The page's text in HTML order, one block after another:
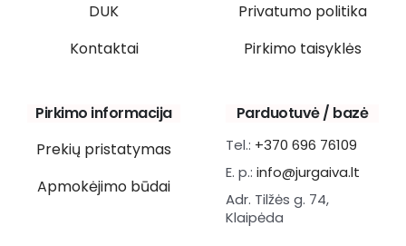
DUK
Kontaktai
Privatumo politika
Pirkimo taisyklės
Pirkimo informacija
Prekių pristatymas
Apmokėjimo būdai
Parduotuvė / bazė
Tel.: +370 696 76109
E. p.: info@jurgaiva.lt
Adr. Tilžės g. 74,
Klaipėda